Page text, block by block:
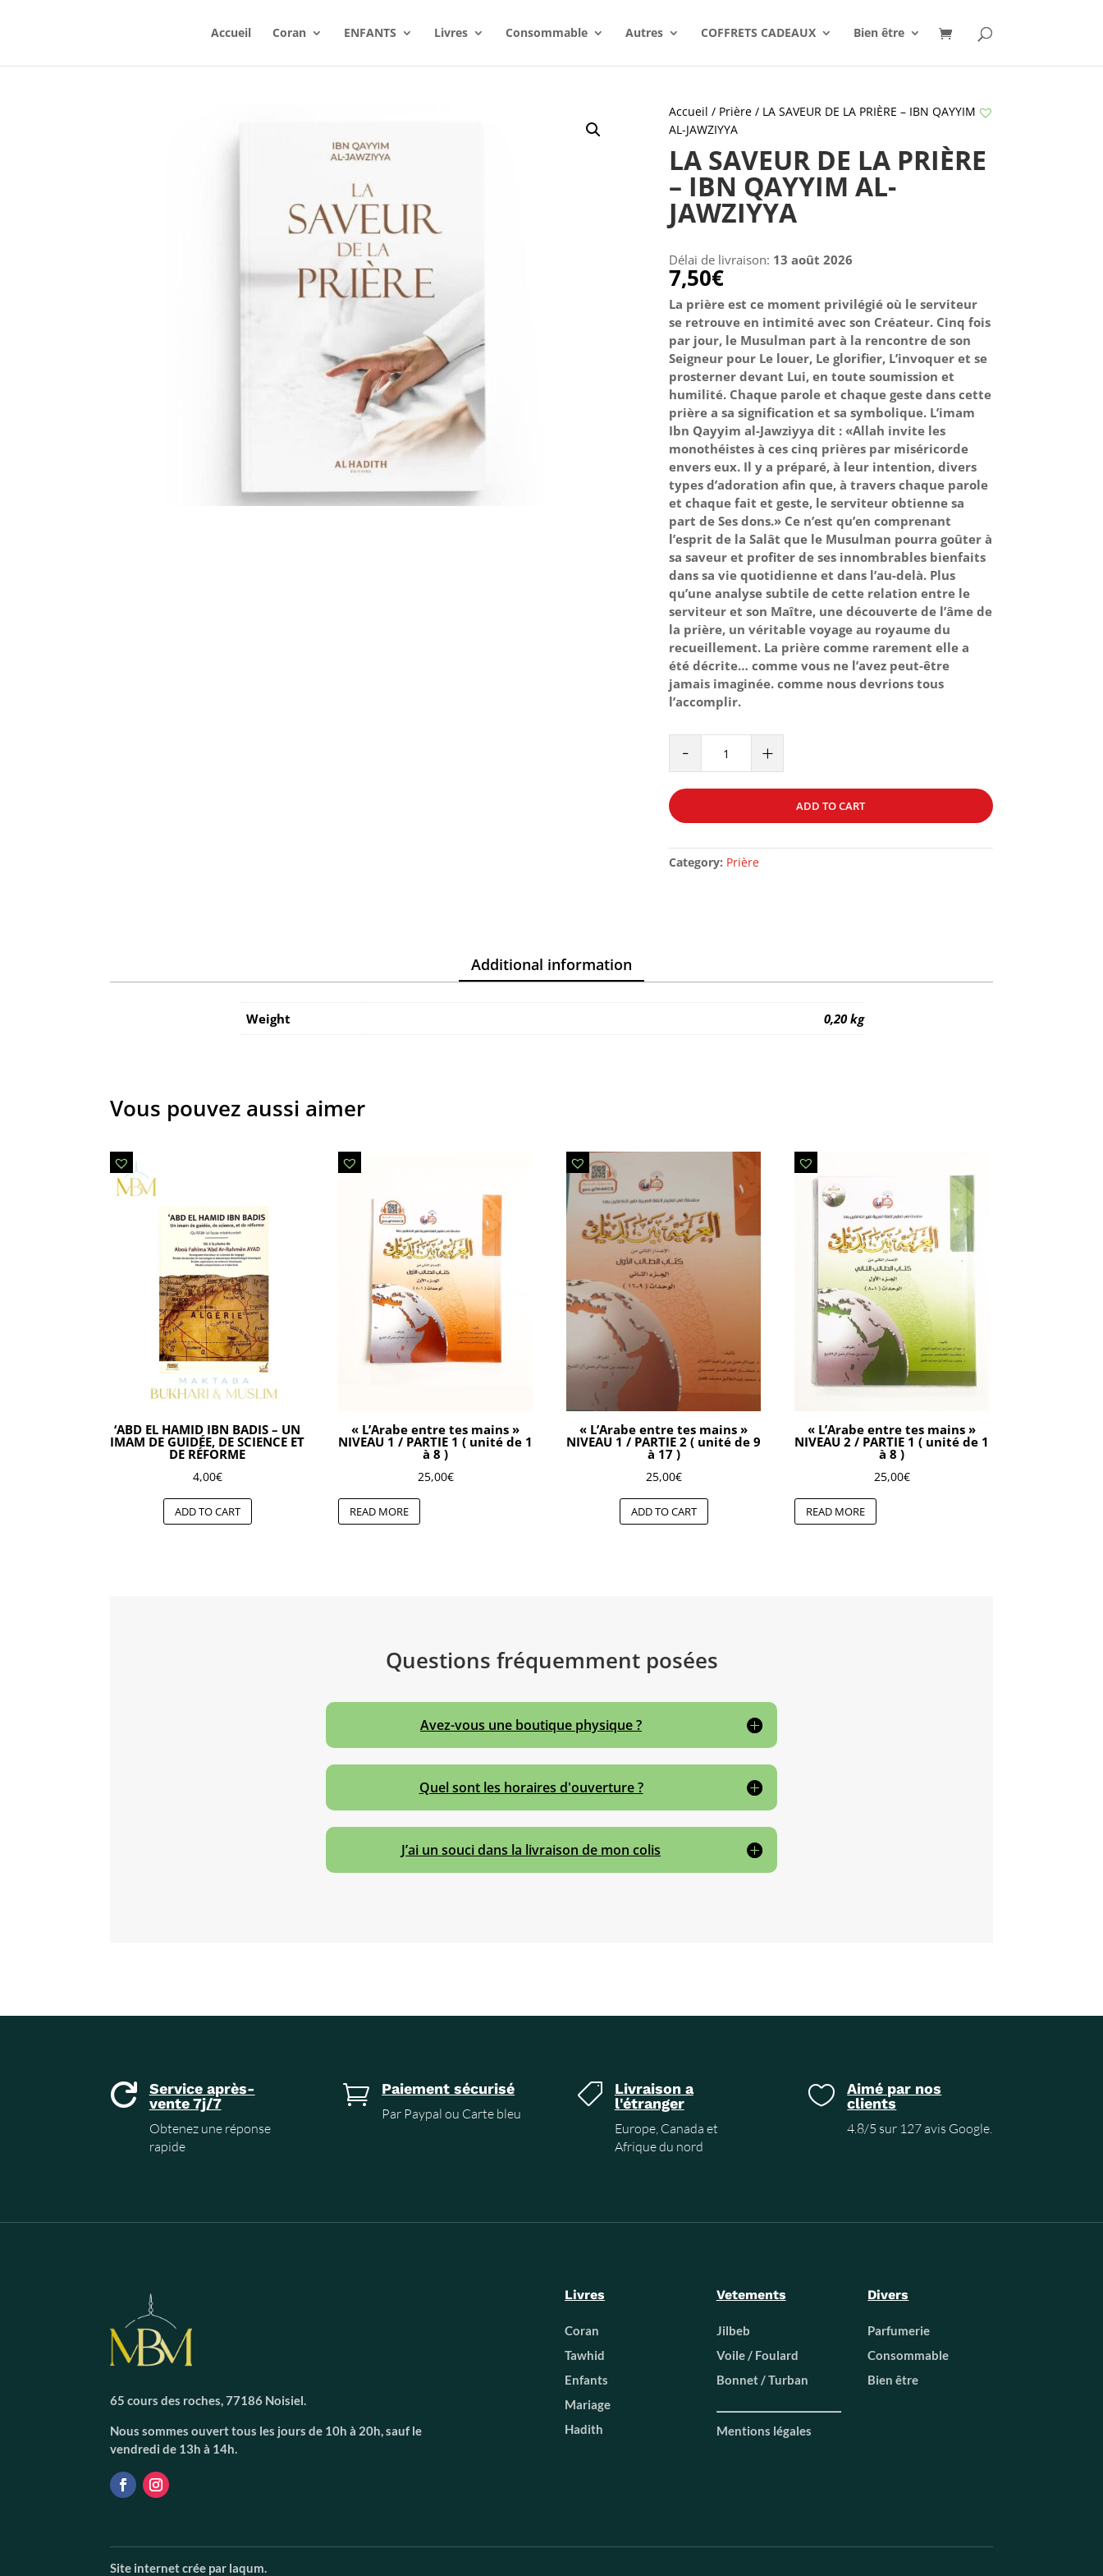
Accueil Coran ENFANTS Livres Consommable Autres COFFRETS CADEAUX Bien être
Accueil / Prière/ LA SAVEUR DE LA PRIÈRE – IBN QAYYIM
AL-JAWZIYYA
LA SAVEUR DE LA PRIÈRE
– IBN QAYYIM AL-
JAWZIYYA
Délai de livraison: 13 août 2026
7,50€
La prière est ce moment privilégié où le serviteur
se retrouve en intimité avec son Créateur. Cinq fois
par jour, le Musulman part à la rencontre de son
Seigneur pour Le louer, Le glorifier, L’invoquer et se
prosterner devant Lui, en toute soumission et
humilité. Chaque parole et chaque geste dans cette
prière a sa signification et sa symbolique. L’imam
Ibn Qayyim al-Jawziyya dit : «Allah invite les
monothéistes à ces cinq prières par miséricorde
envers eux. Il y a préparé, à leur intention, divers
types d’adoration afin que, à travers chaque parole
et chaque fait et geste, le serviteur obtienne sa
part de Ses dons.» Ce n’est qu’en comprenant
l’esprit de la Salât que le Musulman pourra goûter à
sa saveur et profiter de ses innombrables bienfaits
dans sa vie quotidienne et dans l’au-delà. Plus
qu’une analyse subtile de cette relation entre le
serviteur et son Maître, une découverte de l’âme de
la prière, un véritable voyage au royaume du
recueillement. La prière comme rarement elle a
été décrite… comme vous ne l’avez peut-être
jamais imaginée. comme nous devrions tous
l’accomplir.
-
LA
PRIÈRE
IBN
QAYYIM
+
ADD TO CART
Category: Prière
Additional information
Weight 0,20 kg
Vous pouvez aussi aimer
‘ABD EL HAMID IBN BADIS – UN
IMAM DE GUIDÉE, DE SCIENCE ET
DE RÉFORME
4,00€
ADD TO CART
« L’Arabe entre tes mains »
NIVEAU 1 / PARTIE 1 ( unité de 1
à 8 )
25,00€
READ MORE
« L’Arabe entre tes mains »
NIVEAU 1 / PARTIE 2 ( unité de 9
à 17 )
25,00€
ADD TO CART
« L’Arabe entre tes mains »
NIVEAU 2 / PARTIE 1 ( unité de 1
à 8 )
25,00€
READ MORE
Questions fréquemment posées
Avez-vous une boutique physique ?
Quel sont les horaires d'ouverture ?
J’ai un souci dans la livraison de mon colis

Service après-
vente 7j/7
Obtenez une réponse
rapide
 Paiement sécurisé
Par Paypal ou Carte bleu

Livraison a
l'étranger
Europe, Canada et
Afrique du nord

Aimé par nos
clients
4.8/5 sur 127 avis Google.
65 cours des roches, 77186 Noisiel.
Nous sommes ouvert tous les jours de 10h à 20h, sauf le
vendredi de 13h à 14h.
Livres
Coran
Tawhid
Enfants
Mariage
Hadith
Vetements
Jilbeb
Voile / Foulard
Bonnet / Turban
Mentions légales
Divers
Parfumerie
Consommable
Bien être
Site internet crée par laqum.